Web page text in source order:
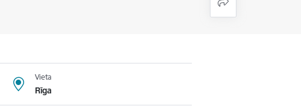
Vieta
Rīga